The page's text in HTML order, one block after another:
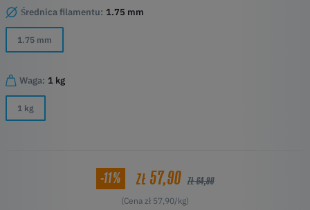
Średnica filamentu: 1.75 mm
1.75 mm
Waga: 1 kg
1 kg
-11% ZŁ 57,90 ZŁ 64,90
(Cena zł 57,90/kg)